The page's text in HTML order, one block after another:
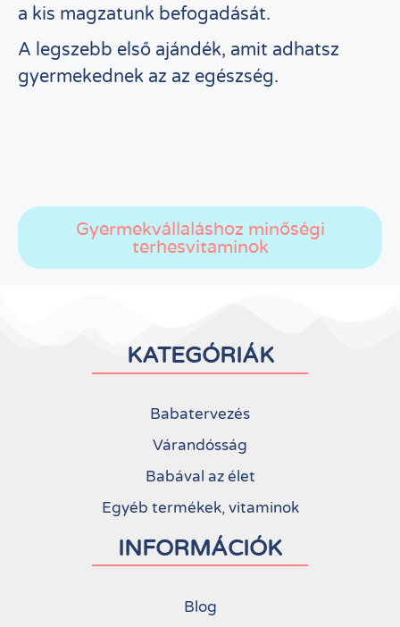
a kis magzatunk befogadását.
A legszebb első ajándék, amit adhatsz
gyermekednek az az egészség.
Gyermekvállaláshoz minőségi
terhesvitaminok
KATEGÓRIÁK
Babatervezés
Várandósság
Babával az élet
Egyéb termékek, vitaminok
INFORMÁCIÓK
Blog